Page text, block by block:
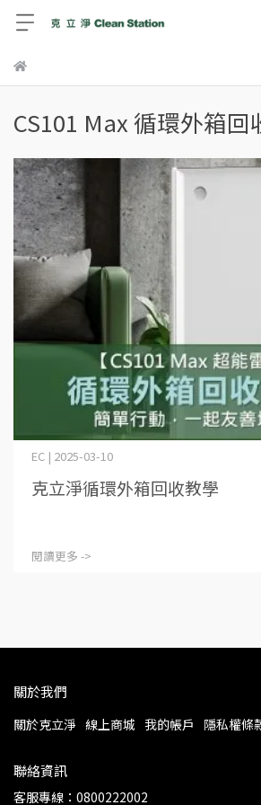
CS101 Max 循環外箱回
克立淨循環外箱回收教學
EC | 2025-03-10
閱讀更多 ->
關於我們
關於克立淨 線上商城 我的帳戶 隱私權條
聯絡資訊
客服專線：0800222002